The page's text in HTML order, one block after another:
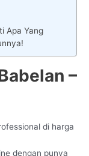
Apa Yang
–
di harga
dengan punya